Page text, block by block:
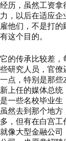
经历，虽然工资拿
力，以后在适应
雇他们，不是打
有这个目的。
它的传承比较差，
些研究人员，官僚
一点，特别是那些
新上任的媒体总
是一些名校毕业生
虽然去到那个地方
多，但有在白宫工
就像大型金融公司